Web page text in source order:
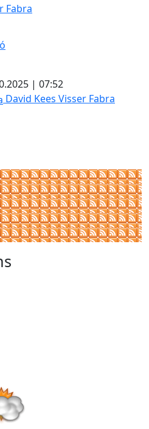
Fabra
| 07:52
David Kees Visser Fabra